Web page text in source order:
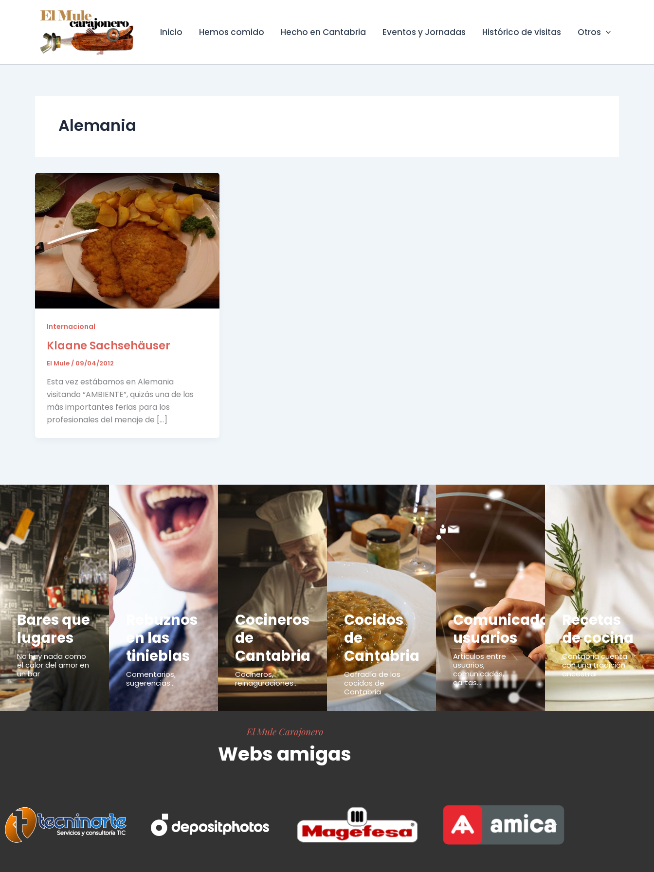
Inicio Hemos comido Hecho en Cantabria Eventos y Jornadas Histórico de visitas Otros
Alemania
Internacional
Klaane Sachsehäuser
El Mule/ 09/04/2012
Esta vez estábamos en Alemania
visitando “AMBIENTE”, quizás una de las
más importantes ferias para los
profesionales del menaje de […]
Bares que
lugares
No hay nada como
el calor del amor en
un bar
Rebuznos
en las
tinieblas
Comentarios,
sugerencias...
Cocineros
de
Cantabria
Cocineros,
reinaguraciones...
Cocidos
de
Cantabria
Cofradía de los
cocidos de
Cantabria
Comunicados
usuarios
Articulos entre
usuarios,
comunicados,
cartas...
Recetas
de cocina
Cantabria cuenta
con una tradición
ancestral
El Mule Carajonero
Webs amigas